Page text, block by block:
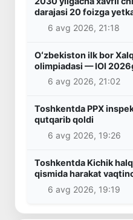
darajasi 20 foizga
6 avg 2026, 21:18
Oʻzbekiston ilk bor
olimpiadasi — IOI
6 avg 2026, 21:02
Toshkentda PPX
qutqarib qoldi
6 avg 2026, 19:26
Toshkentda Kichik
qismida harakat
6 avg 2026, 19:19